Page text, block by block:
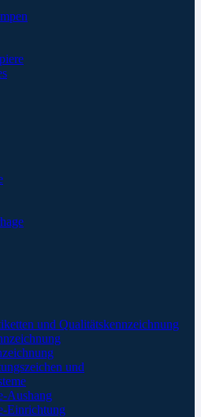
und Qualitätskennzeichnung
und
Aushang
Einrichtung